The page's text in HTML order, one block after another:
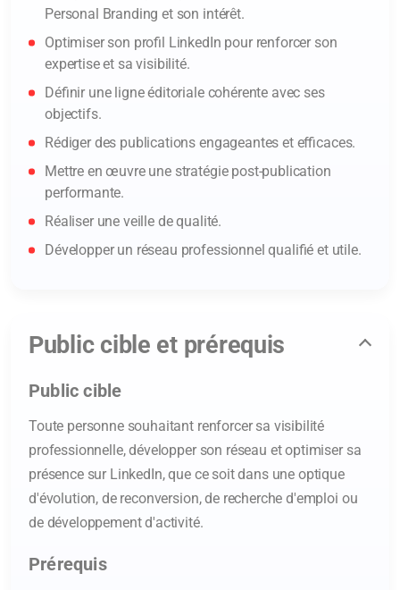
Personal Branding et son intérêt.
Optimiser son profil LinkedIn pour renforcer son
expertise et sa visibilité.
Définir une ligne éditoriale cohérente avec ses
objectifs.
Rédiger des publications engageantes et efficaces.
Mettre en œuvre une stratégie post-publication
performante.
Réaliser une veille de qualité.
Développer un réseau professionnel qualifié et utile.
Public cible et prérequis
Public cible
Toute personne souhaitant renforcer sa visibilité
professionnelle, développer son réseau et optimiser sa
présence sur LinkedIn, que ce soit dans une optique
d'évolution, de reconversion, de recherche d'emploi ou
de développement d'activité.
Prérequis